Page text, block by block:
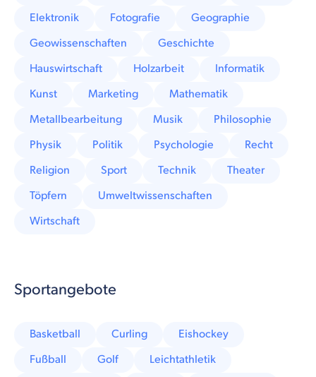
Elektronik
Fotografie
Geographie
Geowissenschaften
Geschichte
Hauswirtschaft
Holzarbeit
Informatik
Kunst
Marketing
Mathematik
Metallbearbeitung
Musik
Philosophie
Physik
Politik Psychologie
Recht
Religion
Sport Technik
Theater
Töpfern
Umweltwissenschaften
Wirtschaft
Sportangebote
Basketball Curling
Eishockey
Fußball
Golf
Leichtathletik